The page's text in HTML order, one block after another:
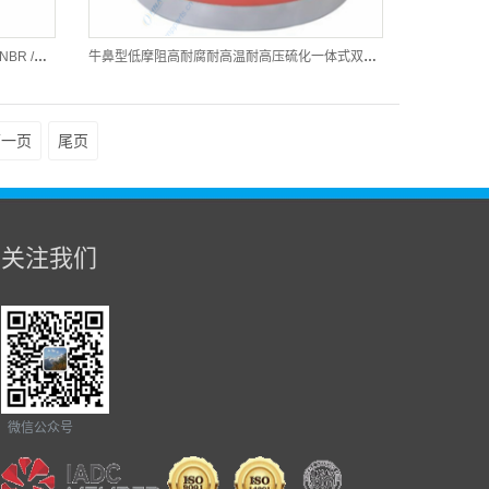
双作用组装式活塞—丁腈NBR/氢化丁腈HNBR /聚氨酯胶皮 牛鼻型低摩阻高耐腐耐高温耐高压硫化一体式双硬度聚氨酯活塞 - Slip Seal Supreme
页 尾页
关注我们
微信公众号